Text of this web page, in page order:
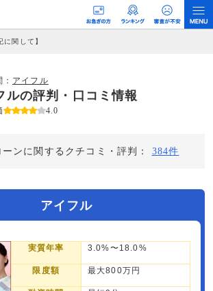
に関して】
酬が支払われるという収益モデルです。 ただし、特定の
ではなく、当編集部の調査／ユーザーへの口コミ収集な
した情報提供を行っています。
アイフル
ルの評判・口コミ情報
4.0
ンに関するクチコミ・評判： 384件
アイフル
実質年率 3.0%〜18.0%
限度額 最大800万円